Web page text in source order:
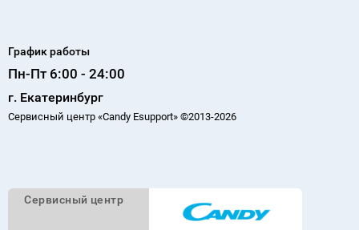
График работы
Пн-Пт 6:00 - 24:00
г. Екатеринбург
Сервисный центр «Candy Esupport» ©2013-2026
Cервисный центр